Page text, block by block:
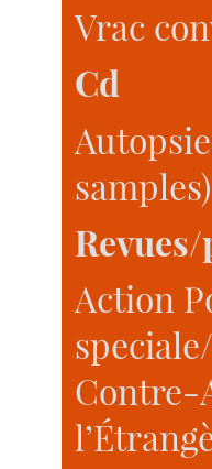
Vrac
Cd
Action
Contre-